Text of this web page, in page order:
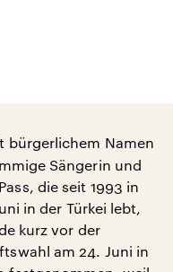
bürgerlichem Namen
Sängerin und
die seit 1993 in
in der Türkei lebt,
kurz vor der
am 24. Juni in